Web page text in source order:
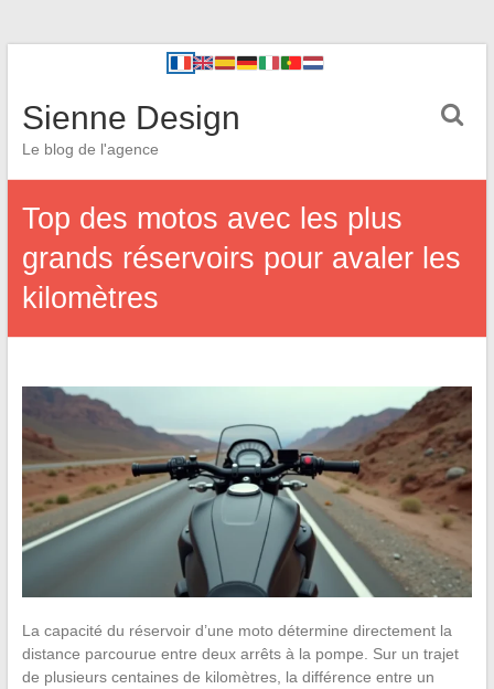
Sienne Design
Le blog de l'agence
Top des motos avec les plus
grands réservoirs pour avaler les
kilomètres
La capacité du réservoir d’une moto détermine directement la
distance parcourue entre deux arrêts à la pompe. Sur un trajet
de plusieurs centaines de kilomètres, la différence entre un